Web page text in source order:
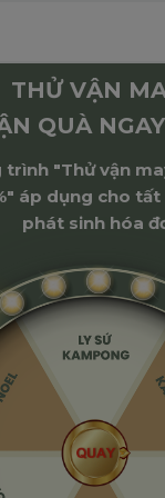
trình "Thử vận
áp dụng cho
phát sinh hóa
THỬ VẬN
QUÀ